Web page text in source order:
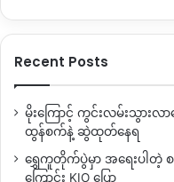
Recent Posts
မိုးကြောင့် ကွင်းလမ်းသွား
ထွန်စက်နဲ့ ဆွဲထုတ်နေရ
ရွှေကူတိုက်ပွဲမှာ အရေးပါတဲ့
ကြောင်း KIO ပြော